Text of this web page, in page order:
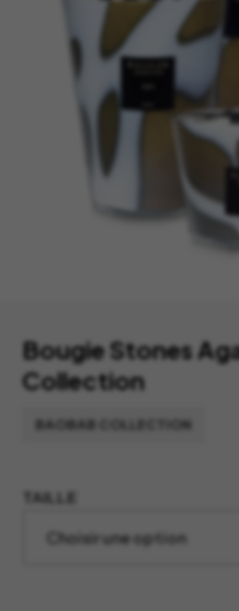
Bougie Stones
Collection
BAOBAB COLLECTION
TAILLE